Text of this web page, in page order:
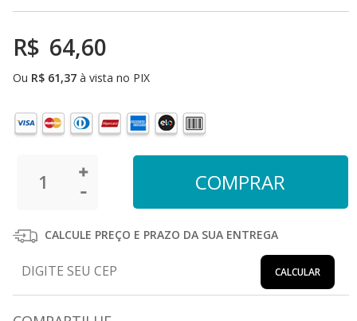
R$ 64,60
Ou R$ 61,37 à vista no PIX
CALCULE PREÇO E PRAZO DA SUA ENTREGA
CALCULAR